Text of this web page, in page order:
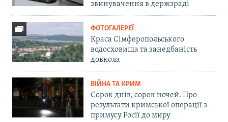
звинувачення в держзраді
ФОТОГАЛЕРЕЇ
Краса Сімферопольського
водосховища та занедбаність
довкола
ВІЙНА ТА КРИМ
Сорок днів, сорок ночей. Про
результати кримської операції з
примусу Росії до миру